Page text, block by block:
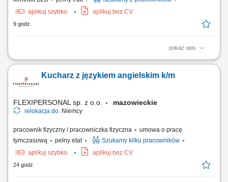
aplikuj szybko
aplikuj bez CV
9 godz.
pokaż opis
Zadania: Gotowanie smacznych i estetycznych dań według
(HACCP) Współpraca z resztą ekipy kuchennej;
Kucharz z językiem angielskim k/m
FLEXIPERSONAL sp. z o.o. mazowieckie
relokacja do: Niemcy
pracownik fizyczny / pracowniczka fizyczna
umowa o pracę
tymczasową
pełny etat
Szukamy kilku pracowników
aplikuj szybko
aplikuj bez CV
24 godz.